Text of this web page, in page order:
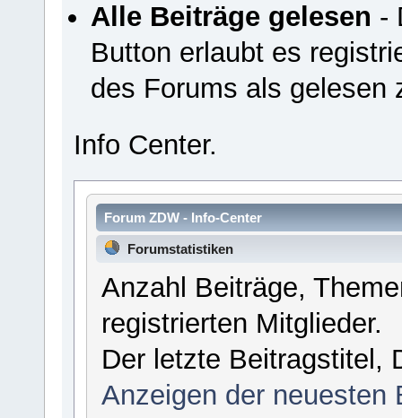
Alle Beiträge gelesen -
Button erlaubt es
des Forums als gelesen
Info Center.
Forum ZDW - Info-Center
Forumstatistiken
Anzahl Beiträge,
registrierten Mitglieder.
Der letzte Beitragstitel,
Anzeigen der neuesten